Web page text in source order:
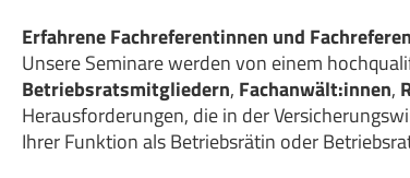
Erfahrene Fachreferentinnen und
Unsere Seminare werden von einem
Betriebsratsmitgliedern, Fachanwält:innen,
Herausforderungen, die in der
Ihrer Funktion als Betriebsrätin oder